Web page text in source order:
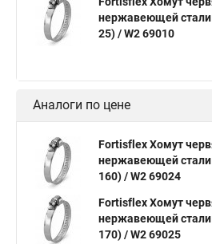
Хомуты металлические для кабеля
Хомут 20 цена
Хомуты
Хомут на нагрузку Хомуты
Купить нейлоновые стяжки хомуты
Хомут крепление к стене
Стяжки или хомуты Хомуты
нержавеющей стали
25) / W2 69010
Аналоги по цене
Fortisflex Хомут
нержавеющей стали
160) / W2 69024
Fortisflex Хомут
нержавеющей стали
170) / W2 69025